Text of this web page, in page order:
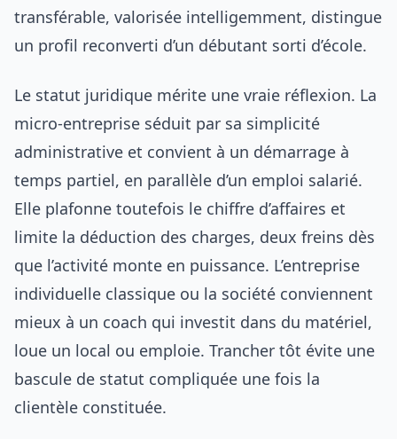
transférable, valorisée intelligemment, distingue
un profil reconverti d’un débutant sorti d’école.
Le statut juridique mérite une vraie réflexion. La
micro-entreprise séduit par sa simplicité
administrative et convient à un démarrage à
temps partiel, en parallèle d’un emploi salarié.
Elle plafonne toutefois le chiffre d’affaires et
limite la déduction des charges, deux freins dès
que l’activité monte en puissance. L’entreprise
individuelle classique ou la société conviennent
mieux à un coach qui investit dans du matériel,
loue un local ou emploie. Trancher tôt évite une
bascule de statut compliquée une fois la
clientèle constituée.